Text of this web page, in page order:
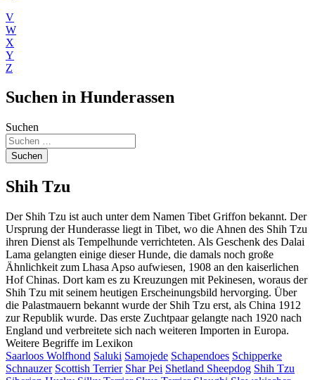
V
W
X
Y
Z
Suchen in Hunderassen
Suchen
Suchen
Shih Tzu
Der Shih Tzu ist auch unter dem Namen Tibet Griffon bekannt. Der
Ursprung der Hunderasse liegt in Tibet, wo die Ahnen des Shih Tzu
ihren Dienst als Tempelhunde verrichteten. Als Geschenk des Dalai
Lama gelangten einige dieser Hunde, die damals noch große
Ähnlichkeit zum Lhasa Apso aufwiesen, 1908 an den kaiserlichen
Hof Chinas. Dort kam es zu Kreuzungen mit Pekinesen, woraus der
Shih Tzu mit seinem heutigen Erscheinungsbild hervorging. Über
die Palastmauern bekannt wurde der Shih Tzu erst, als China 1912
zur Republik wurde. Das erste Zuchtpaar gelangte nach 1920 nach
England und verbreitete sich nach weiteren Importen in Europa.
Weitere Begriffe im Lexikon
Saarloos Wolfhond Saluki Samojede Schapendoes Schipperke
Schnauzer Scottish Terrier Shar Pei Shetland Sheepdog Shih Tzu